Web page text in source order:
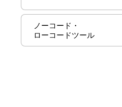
ノーコード・
ローコードツール